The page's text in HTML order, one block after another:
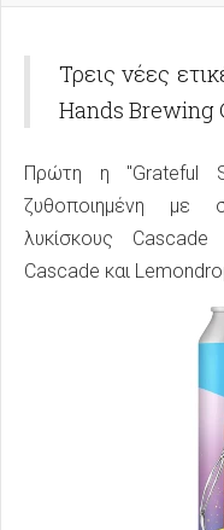
Τρεις νέες
Hands Brewing
Πρώτη η "Grateful
ζυθοποιημένη με
λυκίσκους
Cascade και